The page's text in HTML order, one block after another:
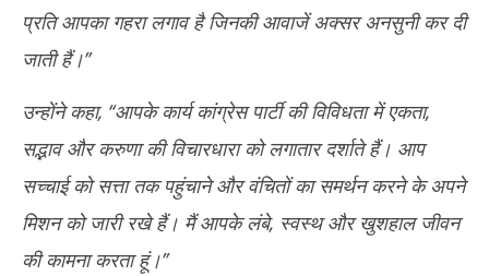
प्रति आपका गहरा लगाव है जिनकी आवाजें अक्सर अनसुनी कर दी
जाती हैं।’’
उन्होंने कहा, ‘‘आपके कार्य कांग्रेस पार्टी की विविधता में एकता,
सद्भाव और करुणा की विचारधारा को लगातार दर्शाते हैं। आप
सच्चाई को सत्ता तक पहुंचाने और वंचितों का समर्थन करने के अपने
मिशन को जारी रखे हैं। मैं आपके लंबे, स्वस्थ और खुशहाल जीवन
की कामना करता हूं।’’